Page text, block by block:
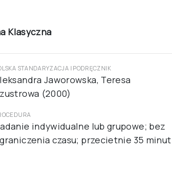
Klasyczna
STANDARYZACJA I PODRĘCZNIK
Jaworowska, Teresa
(2000)
indywidualne lub grupowe; bez
czasu; przecietnie 35 minut